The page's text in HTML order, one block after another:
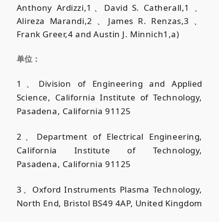
Anthony Ardizzi,1、David S. Catherall,1 、
Alireza Marandi,2 、James R. Renzas,3 、
Frank Greer,4 and Austin J. Minnich1 ,a)
单位：
1、Division of Engineering and Applied
Science, California Institute of Technology,
Pasadena, California 91125
2、Department of Electrical Engineering,
California Institute of Technology,
Pasadena, California 91125
3、Oxford Instruments Plasma Technology,
North End, Bristol BS49 4AP, United Kingdom